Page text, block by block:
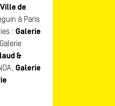
de
à Paris
: Galerie
&
Galerie